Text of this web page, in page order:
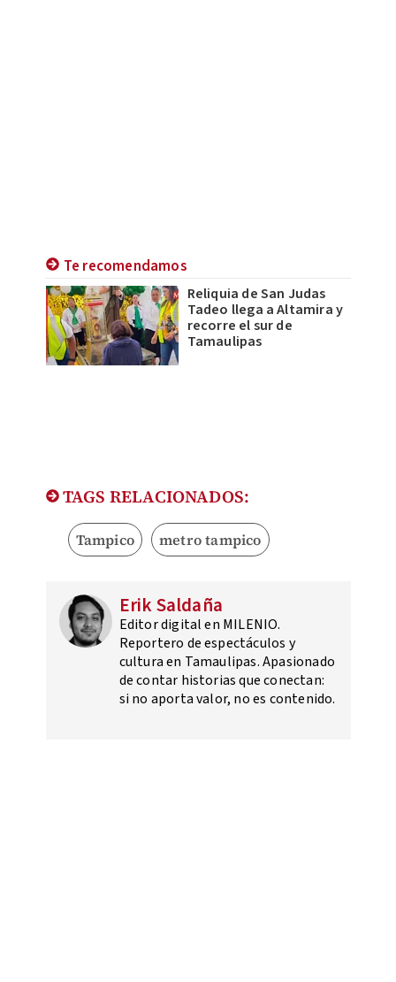
Te recomendamos
Reliquia de San Judas
Tadeo llega a Altamira y
recorre el sur de
Tamaulipas
TAGS RELACIONADOS:
Tampico metro tampico
Erik Saldaña
Editor digital en MILENIO.
Reportero de espectáculos y
cultura en Tamaulipas. Apasionado
de contar historias que conectan:
si no aporta valor, no es contenido.